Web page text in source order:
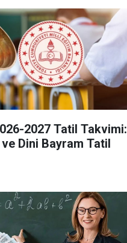
2027 Tatil Takvimi:
Dini Bayram Tatil